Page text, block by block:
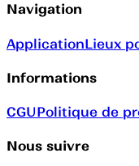
Navigation
ApplicationLieux
Informations
CGUPolitique de
Nous suivre